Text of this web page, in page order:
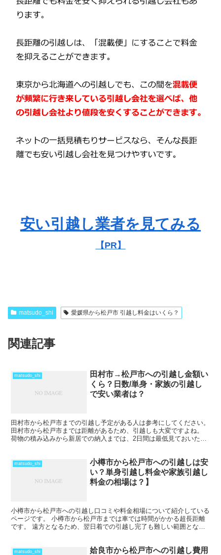
安い引越し業者を見てみる
【PR】
matsudo_shi 愛媛県から松戸市 引越し料金はいくら？
関連記事
matsudo_shi
田村市→松戸市への引越し金額い
くら？日数/単身・家族の引越し
で安い業者は？
田村市から松戸市までの引越し予定がある人は参考にしてください。
田村市から松戸市までは距離があるため、引越しも大変ですよね。
荷物の積み込みから新居での納入までは、2日間は最低見ておいた方
matsudo_shi
小樽市から松戸市への引越しは安
い？単身引越し料金や家族引越し
料金の相場は？】
小樽市から松戸市への引越し口コミや料金相場について紹介している
ページです。 小樽市から松戸市までは車では時間がかかる超長距離
です。 遠方となるため、翌日着での引越し完了も難しい範囲となり
matsudo_shi
姶良市から松戸市への引越し費用